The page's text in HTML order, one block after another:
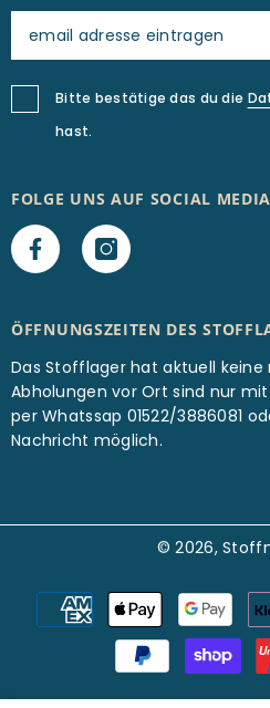
Bitte bestätige das du die
hast.
FOLGE UNS AUF SOCIAL MEDIA
ÖFFNUNGSZEITEN DES
Das Stofflager hat aktuell
Abholungen vor Ort sind nur
per Whatssap 01522/3886081
Nachricht möglich.
© 2026,